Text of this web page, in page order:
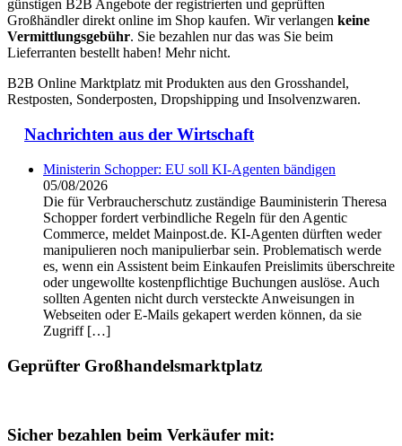
günstigen B2B Angebote der registrierten und geprüften
Großhändler direkt online im Shop kaufen. Wir verlangen keine
Vermittlungsgebühr. Sie bezahlen nur das was Sie beim
Lieferranten bestellt haben! Mehr nicht.
B2B Online Marktplatz mit Produkten aus den Grosshandel,
Restposten, Sonderposten, Dropshipping und Insolvenzwaren.
Nachrichten aus der Wirtschaft
Ministerin Schopper: EU soll KI-Agenten bändigen
05/08/2026
Die für Verbraucherschutz zuständige Bauministerin Theresa
Schopper fordert verbindliche Regeln für den Agentic
Commerce, meldet Mainpost.de. KI-Agenten dürften weder
manipulieren noch manipulierbar sein. Problematisch werde
es, wenn ein Assistent beim Einkaufen Preislimits überschreite
oder ungewollte kostenpflichtige Buchungen auslöse. Auch
sollten Agenten nicht durch versteckte Anweisungen in
Webseiten oder E-Mails gekapert werden können, da sie
Zugriff […]
Geprüfter Großhandelsmarktplatz
Sicher bezahlen beim Verkäufer mit: